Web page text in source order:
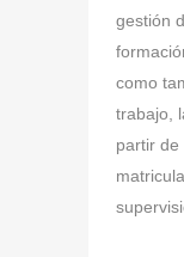
gestión
como
trabajo,
partir de